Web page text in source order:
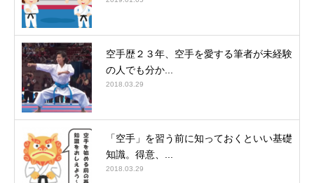
空手歴２３年、空手を愛する筆者が未経験
の人でも分か...
2018.03.29
「空手」を習う前に知っておくといい基礎
知識。得意、...
2018.03.29